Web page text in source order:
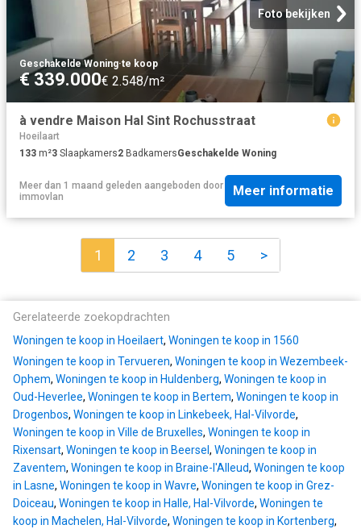
Foto bekijken
Geschakelde Woning·te koop
€ 339.000€ 2.548/m²
à vendre Maison Hal Sint Rochusstraat
Hoeilaart
133 m²3 Slaapkamers2 BadkamersGeschakelde Woning
Meer dan 1 maand geleden aangeboden door
immovlan
Meer informatie
1 2 3 4 5 >
Gerelateerde zoekopdrachten
Woningen te koop in Hoeilaert, Woningen te koop in 1560
Woningen te koop in Tervueren, Woningen te koop in Wezembeek-
Ophem, Woningen te koop in Huldenberg, Woningen te koop in
Oud-Heverlee, Woningen te koop in Bertem, Woningen te koop in
Drogenbos, Woningen te koop in Linkebeek, Hal-Vilvorde,
Woningen te koop in Ville de Bruxelles, Woningen te koop in
Rixensart, Woningen te koop in Beersel , Woningen te koop in
Zaventem, Woningen te koop in Braine-l'Alleud, Woningen te koop
in Lasne, Woningen te koop in Wavre, Woningen te koop in Grez-
Doiceau, Woningen te koop in Halle, Hal-Vilvorde, Woningen te
koop in Machelen, Hal-Vilvorde, Woningen te koop in Kortenberg,